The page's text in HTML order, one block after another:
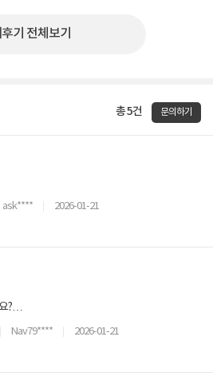
기 전체보기
총 5건 문의하기
ask**** 2026-01-21
?
Nav79**** 2026-01-21